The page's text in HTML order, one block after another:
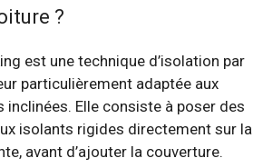
?
est une technique d’isolation par
particulièrement adaptée aux
inclinées. Elle consiste à poser des
isolants rigides directement sur la
avant d’ajouter la couverture.